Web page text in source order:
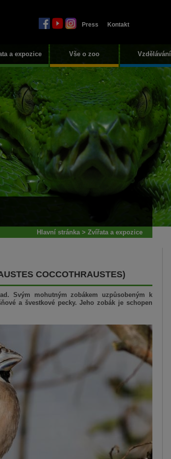
Press Kontakt
a expozice Vše o zoo Vzdělávání
Hlavní stránka> Zvířata a expozice
COCCOTHRAUSTES)
Svým mohutným zobákem uzpůsobeným k
a švestkové pecky. Jeho zobák je schopen